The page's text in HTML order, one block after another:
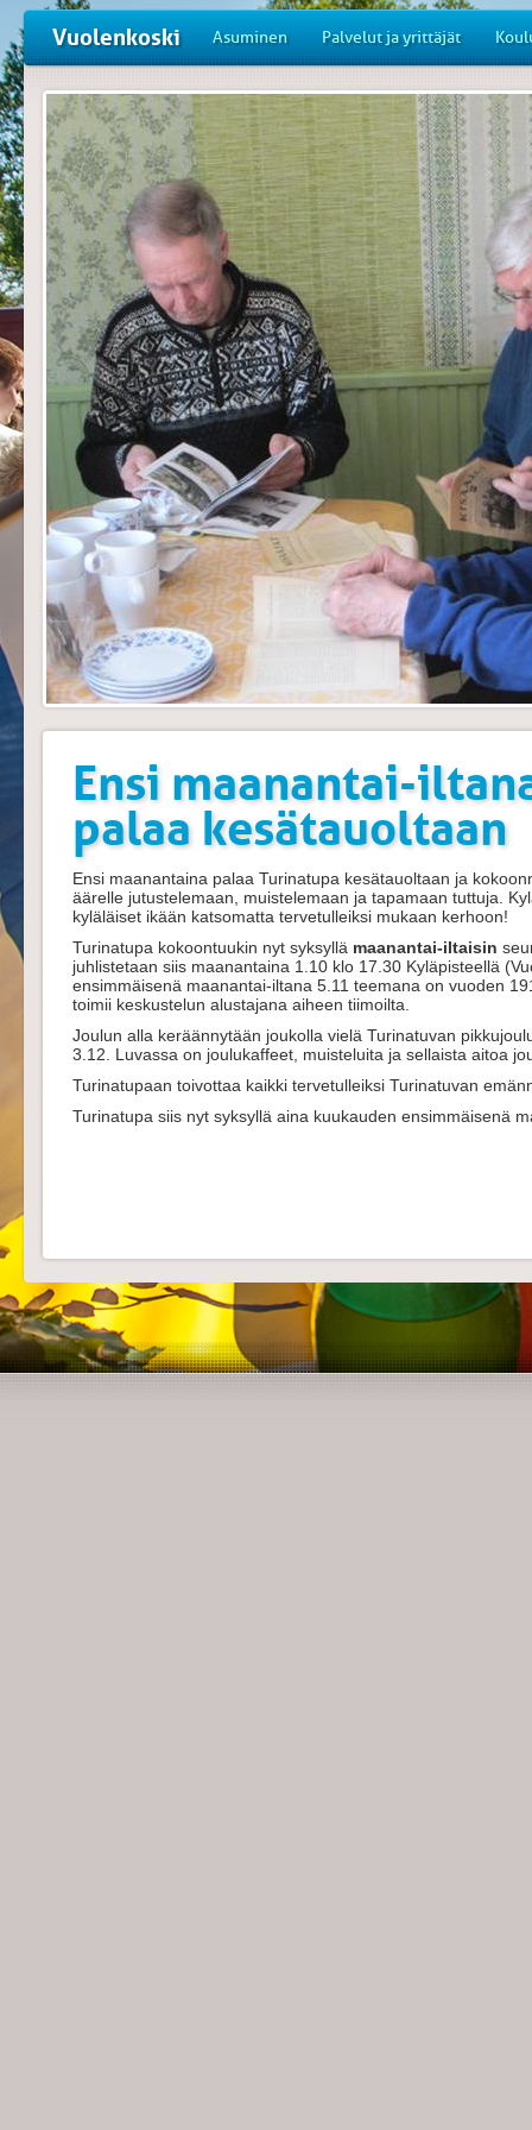
Vuolenkoski Asuminen Palvelut ja yrittäjät
Ensi maanantai-
palaa kesätauoltaan
Ensi maanantaina palaa Turinatupa kesätauoltaan ja
äärelle jutustelemaan, muistelemaan ja tapamaan tuttuja.
kyläläiset ikään katsomatta tervetulleiksi mukaan kerhoon!
Turinatupa kokoontuukin nyt syksyllä maanantai-iltaisin
juhlistetaan siis maanantaina 1.10 klo 17.30 Kyläpisteellä
ensimmäisenä maanantai-iltana 5.11 teemana on vuoden
toimii keskustelun alustajana aiheen tiimoilta.
Joulun alla keräännytään joukolla vielä Turinatuvan
3.12. Luvassa on joulukaffeet, muisteluita ja sellaista aitoa
Turinatupaan toivottaa kaikki tervetulleiksi Turinatuvan
Turinatupa siis nyt syksyllä aina kuukauden ensimmäisenä